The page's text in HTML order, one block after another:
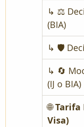
↳ ⚖️
(BIA)
↳ 🛡
↳ 🔄
(IJ o BIA)
🌐 Tarifa
Visa)